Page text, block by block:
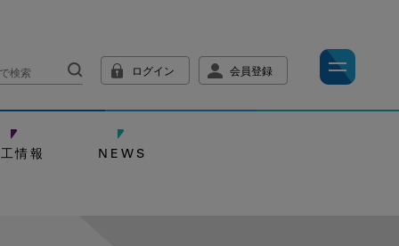
ログイン 会員登録
情報 NEWS